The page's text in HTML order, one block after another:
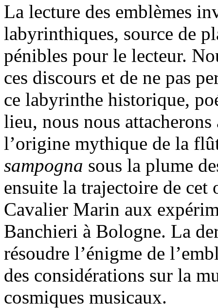
La lecture des emblèmes
labyrinthiques, source de
pénibles pour le lecteur.
ces discours et de ne pas
ce labyrinthe historique,
lieu, nous nous
l’origine mythique de la
sampogna sous la plume
ensuite la trajectoire de
Cavalier Marin aux
Banchieri à Bologne. La
résoudre l’énigme de
des considérations sur la
cosmiques musicaux.